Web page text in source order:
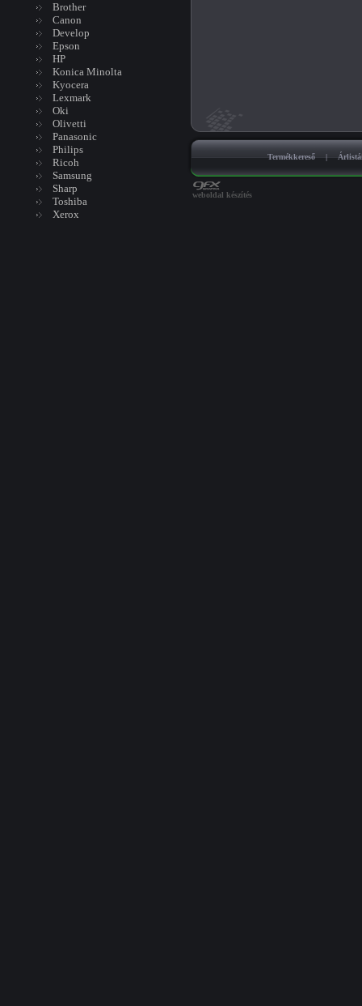
Brother
Canon
Develop
Epson
HP
Konica Minolta
Kyocera
Lexmark
Oki
Olivetti
Panasonic
Philips
Ricoh
Samsung
Sharp
Toshiba
Xerox
Termékkereső |
weboldal készítés